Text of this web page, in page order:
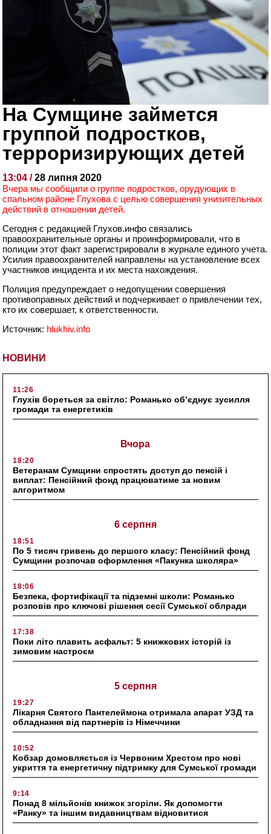
НОВИНИ
11:26
Глухів бореться за світло: Романько об’єднує зусилля
громади та енергетиків
Вчора
18:20
Ветеранам Сумщини спростять доступ до пенсій і
виплат: Пенсійний фонд працюватиме за новим
алгоритмом
6 серпня
18:51
По 5 тисяч гривень до першого класу: Пенсійний фонд
Сумщини розпочав оформлення «Пакунка школяра»
18:06
Безпека, фортифікації та підземні школи: Романько
розповів про ключові рішення сесії Сумської облради
17:38
Поки літо плавить асфальт: 5 книжкових історій із
зимовим настроєм
5 серпня
19:27
Лікарня Святого Пантелеймона отримала апарат УЗД та
обладнання від партнерів із Німеччини
10:52
Кобзар домовляється із Червоним Хрестом про нові
укриття та енергетичну підтримку для Сумської громади
9:14
Понад 8 мільйонів книжок згоріли. Як допомогти
«Ранку» та іншим видавництвам відновитися
На Сумщине займется
группой подростков,
терроризирующих детей
13:04 /28 липня 2020
Вчера мы сообщили о группе подростков, орудующих в
спальном районе Глухова с целью совершения унизительных
действий в отношении детей.
Сегодня с редакцией Глухов.инфо связались
правоохранительные органы и проинформировали, что в
полиции этот факт зарегистрировали в журнале единого учета.
Усилия правоохранителей направлены на установление всех
участников инцидента и их места нахождения.
Полиция предупреждает о недопущении совершения
противоправных действий и подчеркивает о привлечении тех,
кто их совершает, к ответственности.
Источник: hlukhiv.info